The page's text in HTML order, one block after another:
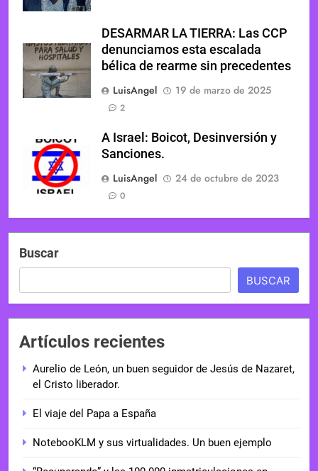
DESARMAR LA TIERRA: Las CCP
denunciamos esta escalada
bélica de rearme sin precedentes
LuisAngel
19 de marzo de 2025
2
A Israel: Boicot, Desinversión y
Sanciones.
LuisAngel
24 de octubre de 2023
0
Buscar
BUSCAR
Artículos recientes
Aurelio de León, un buen seguidor de Jesús de Nazaret,
el Cristo liberador.
El viaje del Papa a España
NotebooKLM y sus virtualidades. Un buen ejemplo